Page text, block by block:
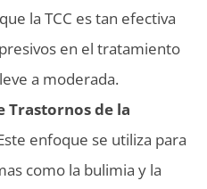
la TCC es tan efectiva
en el tratamiento
a moderada.
Trastornos de la
enfoque se utiliza para
como la bulimia y la